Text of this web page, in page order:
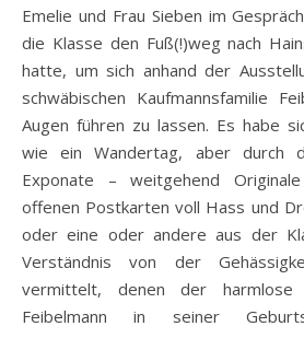
Emelie und Frau Sieben im
die Klasse den Fuß(!)weg nach
hatte, um sich anhand der
schwäbischen Kaufmannsfamilie
Augen führen zu lassen. Es habe
wie ein Wandertag, aber durch
Exponate – weitgehend
offenen Postkarten voll Hass und
oder eine oder andere aus der
Verständnis von der
vermittelt, denen der harmlose
Feibelmann in seiner